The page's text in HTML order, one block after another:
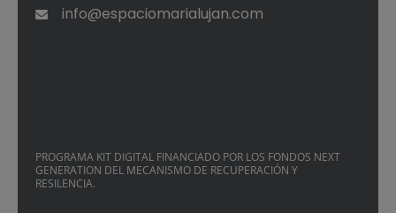
info@espaciomarialujan.com
PROGRAMA KIT DIGITAL FINANCIADO POR LOS FONDOS NEXT
GENERATION DEL MECANISMO DE RECUPERACIÓN Y
RESILENCIA.